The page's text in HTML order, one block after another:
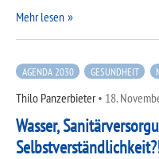
Mehr lesen
AGENDA 2030 GESUNDHEIT
Thilo Panzerbieter• 18.
Wasser,